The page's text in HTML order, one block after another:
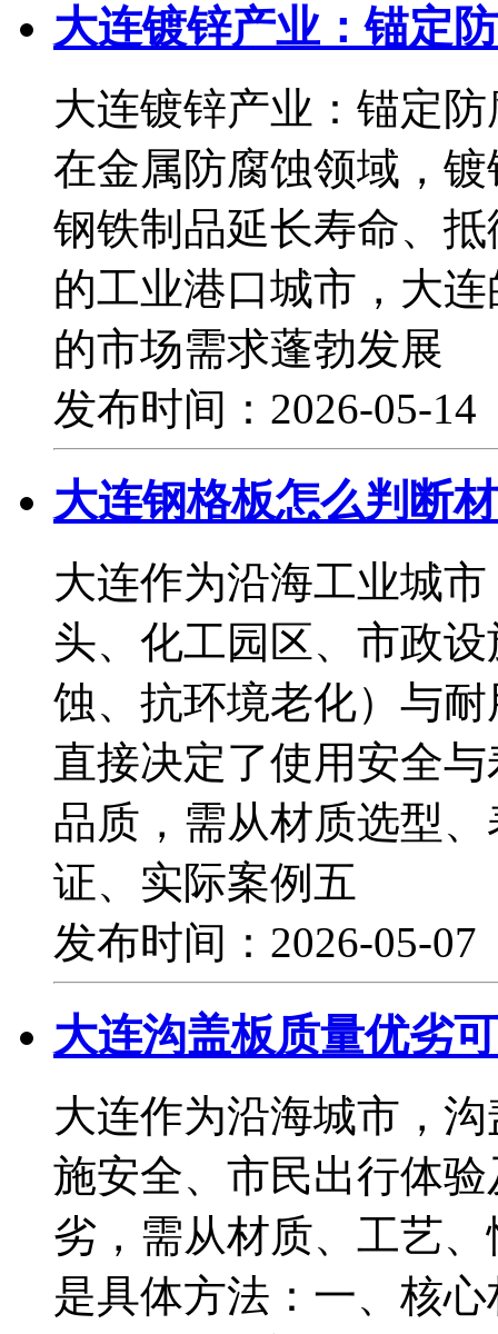
大连镀锌产业：锚定
大连镀锌产业：锚定
在金属防腐蚀领域，
钢铁制品延长寿命、
的工业港口城市，大
的市场需求蓬勃发展
发布时间：2026-05-
大连钢格板怎么判断
大连作为沿海工业城
头、化工园区、市政
蚀、抗环境老化）与
直接决定了使用安全
品质，需从材质选型
证、实际案例五
发布时间：2026-05-
大连沟盖板质量优劣
大连作为沿海城市，
施安全、市民出行体
劣，需从材质、工艺
是具体方法：一、核